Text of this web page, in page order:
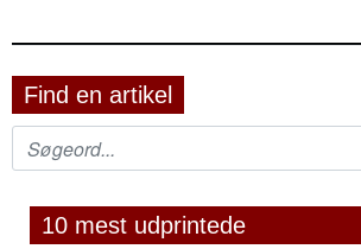
Find en artikel
10 mest udprintede